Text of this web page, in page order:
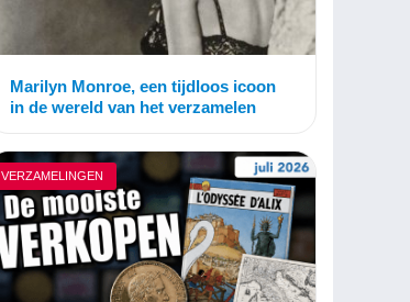
Marilyn Monroe, een tijdloos icoon
in de wereld van het verzamelen
VERZAMELINGEN